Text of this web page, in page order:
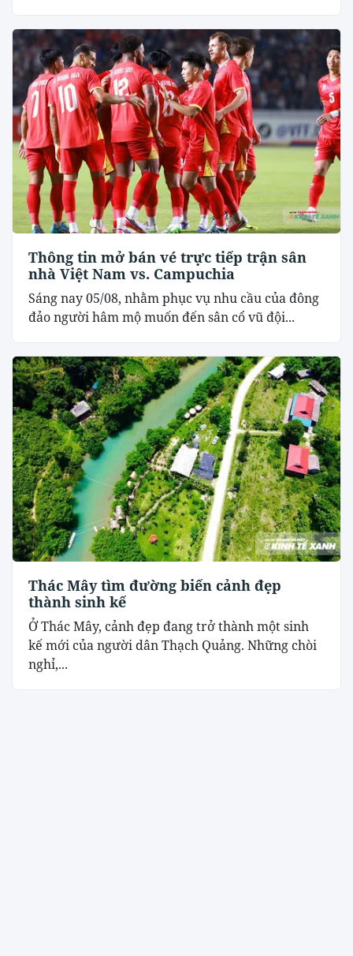
Thông tin mở bán vé trực tiếp trận sân
nhà Việt Nam vs. Campuchia
Sáng nay 05/08, nhằm phục vụ nhu cầu của đông
đảo người hâm mộ muốn đến sân cổ vũ đội...
Thác Mây tìm đường biến cảnh đẹp
thành sinh kế
Ở Thác Mây, cảnh đẹp đang trở thành một sinh
kế mới của người dân Thạch Quảng. Những chòi
nghỉ,...